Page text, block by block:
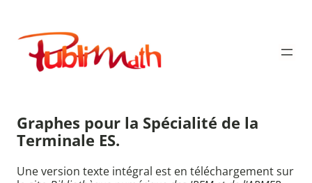
contenu
Publimath
Graphes pour la Spécialité de la
Terminale ES.
Une version texte intégral est en téléchargement sur